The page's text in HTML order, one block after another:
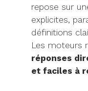
repose sur
explicites,
définitions
Les moteurs
réponses
et faciles à